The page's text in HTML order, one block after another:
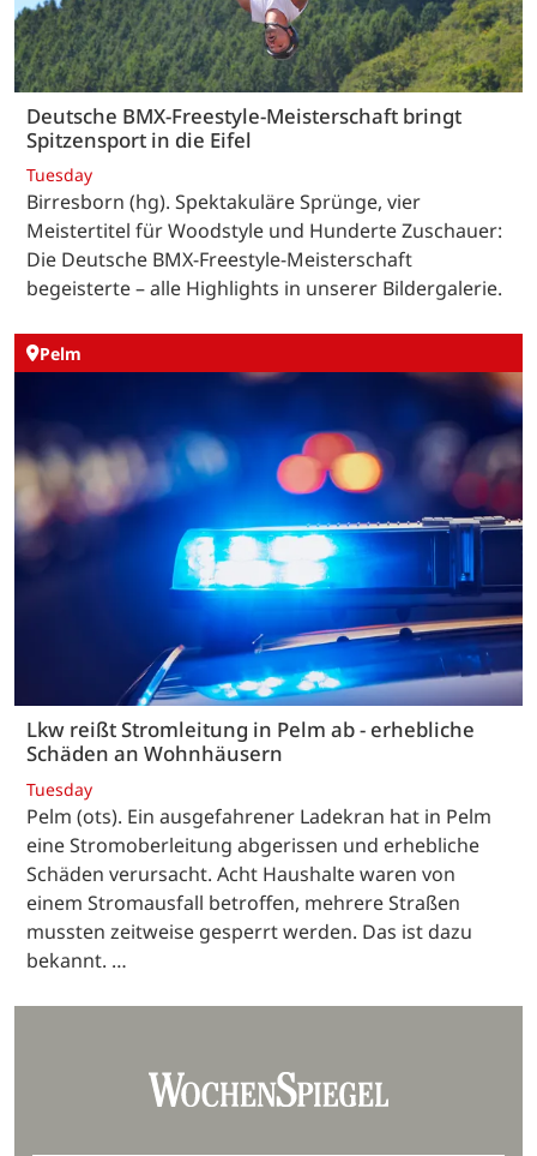
Deutsche BMX-Freestyle-Meisterschaft bringt
Spitzensport in die Eifel
Tuesday
Birresborn (hg). Spektakuläre Sprünge, vier
Meistertitel für Woodstyle und Hunderte Zuschauer:
Die Deutsche BMX-Freestyle-Meisterschaft
begeisterte – alle Highlights in unserer Bildergalerie.
Pelm
Lkw reißt Stromleitung in Pelm ab - erhebliche
Schäden an Wohnhäusern
Tuesday
Pelm (ots). Ein ausgefahrener Ladekran hat in Pelm
eine Stromoberleitung abgerissen und erhebliche
Schäden verursacht. Acht Haushalte waren von
einem Stromausfall betroffen, mehrere Straßen
mussten zeitweise gesperrt werden. Das ist dazu
bekannt. …